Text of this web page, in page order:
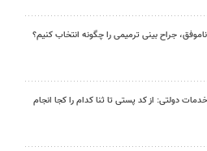
جراح بینی ترمیمی را چگونه انتخاب کنیم؟
دولتی: از کد پستی تا ثنا کدام را کجا انجام